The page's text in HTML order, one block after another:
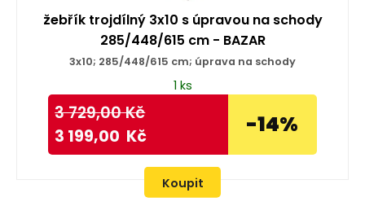
žebřík trojdílný 3x10 s úpravou na schody
285/448/615 cm - BAZAR
3x10; 285/448/615 cm; úprava na schody
1 ks
3 729,00Kč
3 199,00 Kč -14%
Koupit